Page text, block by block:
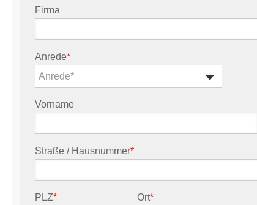
Firma
Anrede*
Anrede*
Vorname
Straße / Hausnummer*
PLZ* Ort*